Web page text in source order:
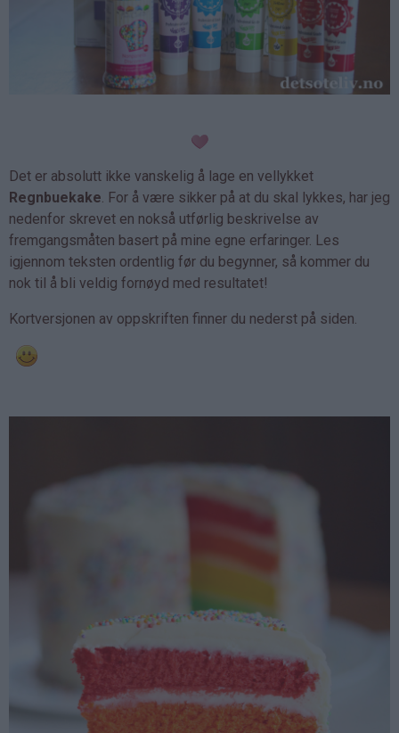
Det er absolutt ikke vanskelig å lage en vellykket
Regnbuekake. For å være sikker på at du skal lykkes, har jeg
nedenfor skrevet en nokså utførlig beskrivelse av
fremgangsmåten basert på mine egne erfaringer. Les
igjennom teksten ordentlig før du begynner, så kommer du
nok til å bli veldig fornøyd med resultatet!
Kortversjonen av oppskriften finner du nederst på siden.